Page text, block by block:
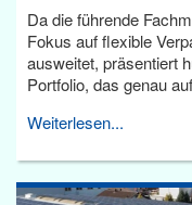
Da die führende
Fokus auf flexible
ausweitet, präsentiert
Portfolio, das genau
Weiterlesen...